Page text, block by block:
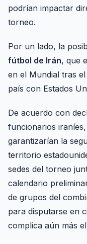
podrían impactar
torneo.
Por un lado, la
fútbol de Irán, que
en el Mundial tras
país con Estados
De acuerdo con
funcionarios
garantizarían la
territorio
sedes del torneo
calendario
de grupos del
para disputarse en
complica aún más